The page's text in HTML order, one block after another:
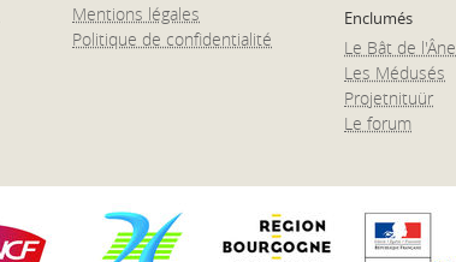
Mentions légales
Politique de confidentialité
Enclumés
Le Bât de l'Âne
Les Médusés
Projetnituür
Le forum